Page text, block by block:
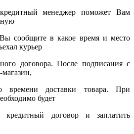
менеджер поможет Вам
сообщите в какое время и место
курьер
договора. После подписания с
времени доставки товара. При
будет
кредитный договор и заплатить